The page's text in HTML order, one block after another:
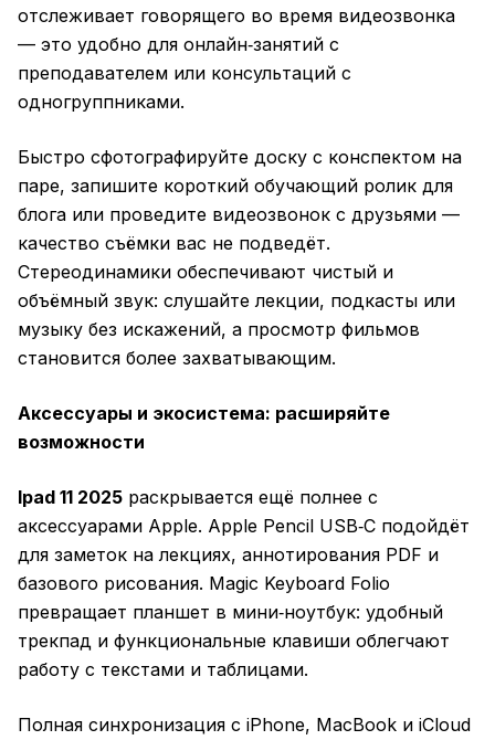
отслеживает говорящего во время видеозвонка
— это удобно для онлайн‑занятий с
преподавателем или консультаций с
одногруппниками.
Быстро сфотографируйте доску с конспектом на
паре, запишите короткий обучающий ролик для
блога или проведите видеозвонок с друзьями —
качество съёмки вас не подведёт.
Стереодинамики обеспечивают чистый и
объёмный звук: слушайте лекции, подкасты или
музыку без искажений, а просмотр фильмов
становится более захватывающим.
Аксессуары и экосистема: расширяйте
возможности
Ipad 11 2025 раскрывается ещё полнее с
аксессуарами Apple. Apple Pencil USB‑C подойдёт
для заметок на лекциях, аннотирования PDF и
базового рисования. Magic Keyboard Folio
превращает планшет в мини‑ноутбук: удобный
трекпад и функциональные клавиши облегчают
работу с текстами и таблицами.
Полная синхронизация с iPhone, MacBook и iCloud